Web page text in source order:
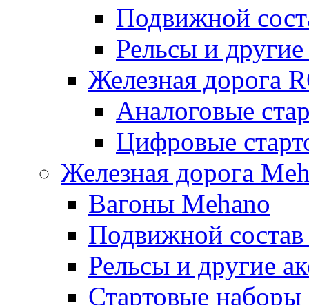
Подвижной
Рельсы и
Железная дорога
Аналоговые
Цифровые
Железная дорога
Вагоны Mehano
Подвижной
Рельсы и другие
Стартовые